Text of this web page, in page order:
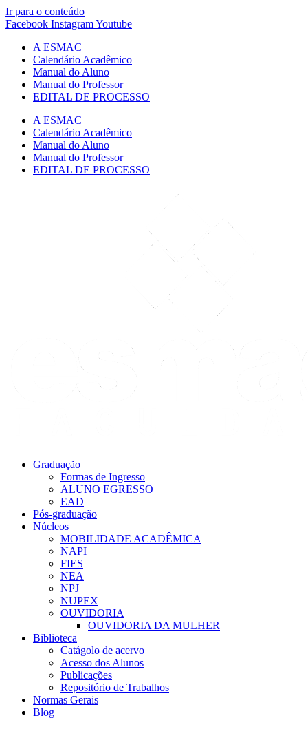
Ir para o conteúdo
Facebook InstagramYoutube
A ESMAC
Calendário Acadêmico
Manual do Aluno
Manual do Professor
EDITAL DE PROCESSO
A ESMAC
Calendário Acadêmico
Manual do Aluno
Manual do Professor
EDITAL DE PROCESSO
Graduação
Formas de Ingresso
ALUNO EGRESSO
EAD
Pós-graduação
Núcleos
MOBILIDADE ACADÊMICA
NAPI
FIES
NEA
NPJ
NUPEX
OUVIDORIA
OUVIDORIA DA MULHER
Biblioteca
Catágolo de acervo
Acesso dos Alunos
Publicações
Repositório de Trabalhos
Normas Gerais
Blog